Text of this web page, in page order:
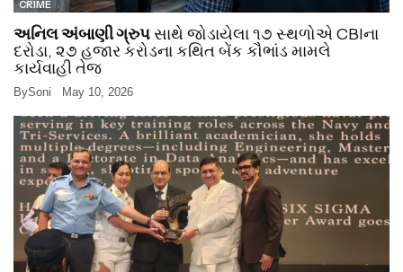
CRIME
અનિલ અંબાણી ગ્રુપસાથે જોડાયેલા ૧૭ સ્થળોએ CBIના
દરોડા, ૨૭ હજાર કરોડના કથિત બેંક કૌભાંડ મામલે
કાર્યવાહી તેજ
BySoni May 10, 2026